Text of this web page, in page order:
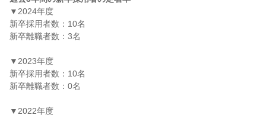
▼2024年度
新卒採用者数：10名
新卒離職者数：3名
▼2023年度
新卒採用者数：10名
新卒離職者数：0名
▼2022年度